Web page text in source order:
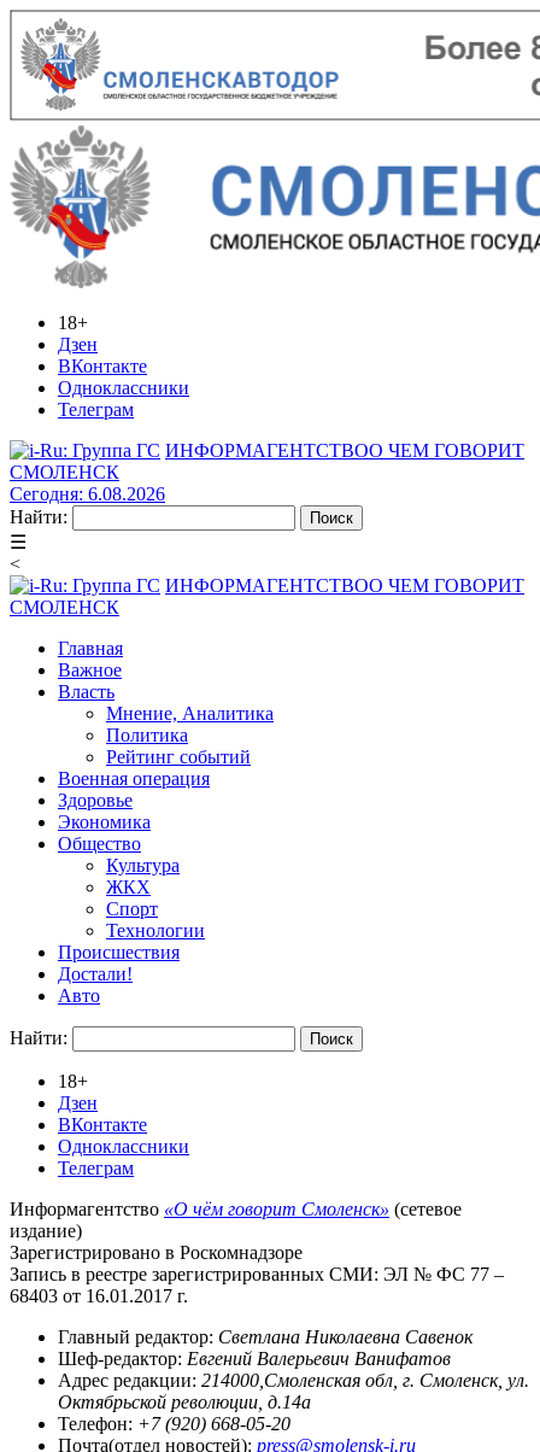
18+
Дзен
ВКонтакте
Одноклассники
Телеграм
ИНФОРМАГЕНТСТВОО ЧЕМ ГОВОРИТ
СМОЛЕНСК
Сегодня: 6.08.2026
Найти:
☰
<
ИНФОРМАГЕНТСТВОО ЧЕМ ГОВОРИТ
СМОЛЕНСК
Главная
Важное
Власть
Мнение, Аналитика
Политика
Рейтинг событий
Военная операция
Здоровье
Экономика
Общество
Культура
ЖКХ
Спорт
Технологии
Происшествия
Достали!
Авто
Найти:
18+
Дзен
ВКонтакте
Одноклассники
Телеграм
Информагентство «О чём говорит Смоленск» (сетевое
издание)
Зарегистрировано в Роскомнадзоре
Запись в реестре зарегистрированных СМИ: ЭЛ № ФС 77 –
68403 от 16.01.2017 г.
Главный редактор: Светлана Николаевна Савенок
Шеф-редактор: Евгений Валерьевич Ванифатов
Адрес редакции: 214000,Смоленская обл, г. Смоленск, ул.
Октябрьской революции, д.14а
Телефон: +7 (920) 668-05-20
Почта(отдел новостей): press@smolensk-i.ru